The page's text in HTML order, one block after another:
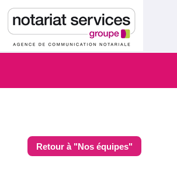
Retour à "Nos équipes"